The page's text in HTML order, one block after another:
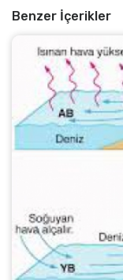
Benzer İçerikler